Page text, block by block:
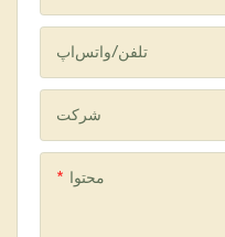
تلفن/واتس‌اپ
شرکت
محتوا